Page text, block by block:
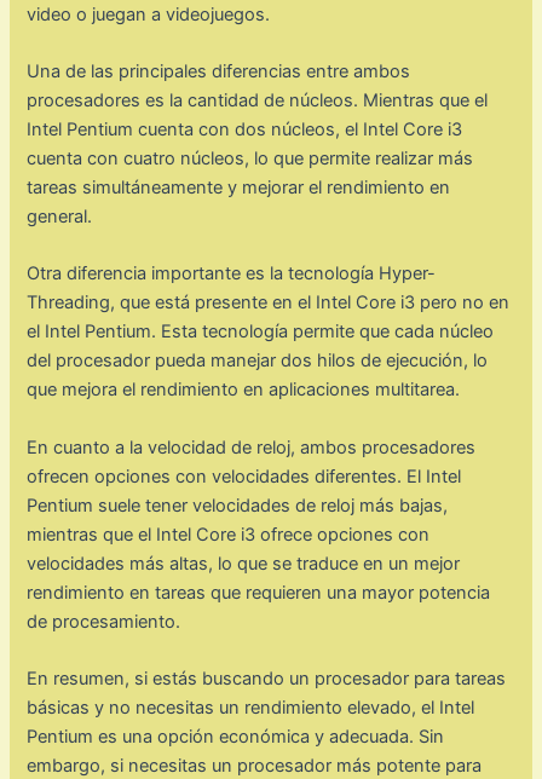
video o juegan a videojuegos.
Una de las principales diferencias entre ambos
procesadores es la cantidad de núcleos. Mientras que el
Intel Pentium cuenta con dos núcleos, el Intel Core i3
cuenta con cuatro núcleos, lo que permite realizar más
tareas simultáneamente y mejorar el rendimiento en
general.
Otra diferencia importante es la tecnología Hyper-
Threading, que está presente en el Intel Core i3 pero no en
el Intel Pentium. Esta tecnología permite que cada núcleo
del procesador pueda manejar dos hilos de ejecución, lo
que mejora el rendimiento en aplicaciones multitarea.
En cuanto a la velocidad de reloj, ambos procesadores
ofrecen opciones con velocidades diferentes. El Intel
Pentium suele tener velocidades de reloj más bajas,
mientras que el Intel Core i3 ofrece opciones con
velocidades más altas, lo que se traduce en un mejor
rendimiento en tareas que requieren una mayor potencia
de procesamiento.
En resumen, si estás buscando un procesador para tareas
básicas y no necesitas un rendimiento elevado, el Intel
Pentium es una opción económica y adecuada. Sin
embargo, si necesitas un procesador más potente para